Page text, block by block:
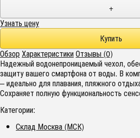
+
Узнать цену
ОбзорХарактеристикиОтзывы (0)
Надежный водонепроницаемый чехол,
защиту вашего смартфона от воды. В
– идеально для плавания, пляжного
Сохраняет полную функциональность
Категории:
Склад Москва (МСК)